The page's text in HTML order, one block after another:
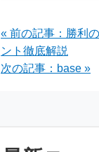
IIIとの違いを徹底
« 前の記事：勝利
ント徹底解説
次の記事：base »